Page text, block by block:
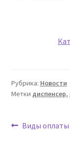
Рубрика: Новости
Метки диспенсер,
Предыдущая
Виды оплаты